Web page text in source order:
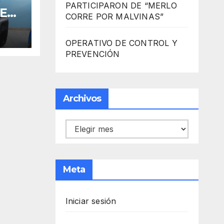
PARTICIPARON DE “MERLO
CORRE POR MALVINAS”
OPERATIVO DE CONTROL Y
PREVENCIÓN
Archivos
Archivos
Meta
Iniciar sesión